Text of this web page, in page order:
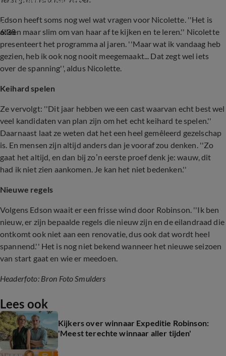
6:38
Edson heeft soms nog wel wat vragen voor Nicolette. ''Het is
alleen maar slim om van haar af te kijken en te leren.'' Nicolette
presenteert het programma al jaren. ''Maar wat ik vandaag heb
gezien, heb ik ook nog nooit meegemaakt... Dat zegt wel iets
over de spanning'', aldus Nicolette.
Keihard spelen
Ze vervolgt: ''Dit jaar hebben we een cast waarvan echt best wel
veel kandidaten van plan zijn om het echt keihard te spelen.''
Daarnaast laat ze weten dat het een heel gemêleerd gezelschap
is. En mensen zijn altijd anders dan je vooraf zou denken. ''Zo
gaat het altijd, en dan bij zo’n eerste proef denk je: wauw, dit
had ik niet zien aankomen. Je kan het niet bedenken.''
Nieuwe regels
Volgens Edson waait er een frisse wind door Robinson. ''Ik ben
nieuw, er zijn bepaalde regels die nieuw zijn en de eilandraad die
ontkomt ook niet aan een renovatie, dus ook dat wordt heel
spannend.'' Het is nog niet bekend wanneer het nieuwe seizoen
van start gaat en wie er meedoen.
Headerfoto: Bron Foto Smulders
Lees ook
Kijkers over winnaar Expeditie Robinson:
'Meest terechte winnaar aller tijden'